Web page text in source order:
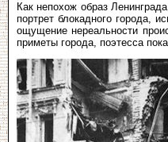
Как непохож образ
портрет блокадного города,
ощущение нереальности
приметы города, поэтесса